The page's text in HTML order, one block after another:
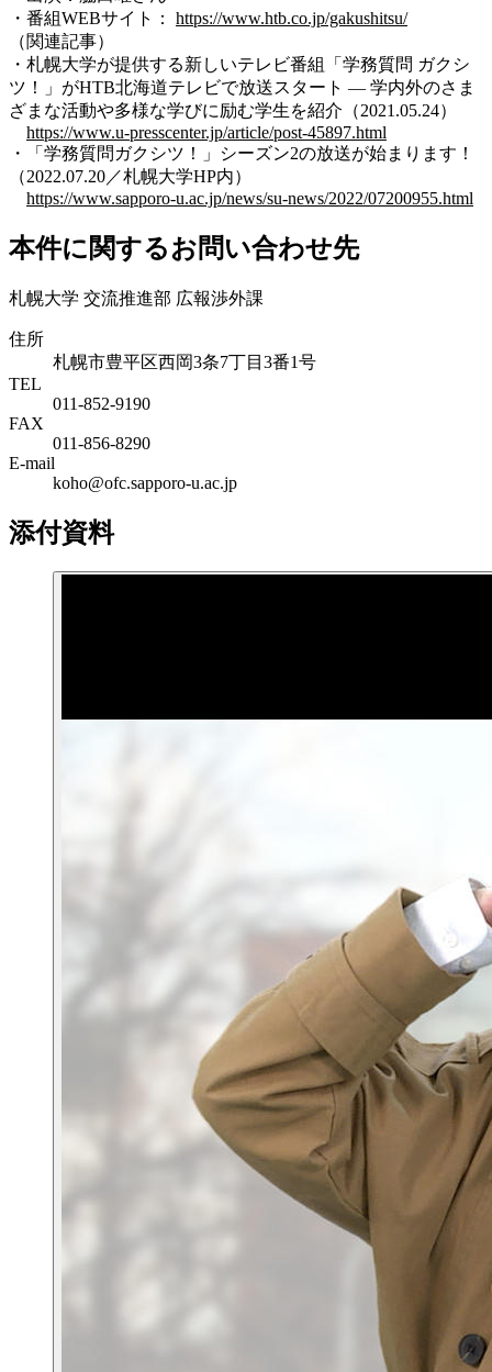
・番組WEBサイト： https://www.htb.co.jp/gakushitsu/
（関連記事）
・札幌大学が提供する新しいテレビ番組「学務質問 ガクシ
ツ！」がHTB北海道テレビで放送スタート — 学内外のさま
ざまな活動や多様な学びに励む学生を紹介（2021.05.24）
https://www.u-presscenter.jp/article/post-45897.html
・「学務質問ガクシツ！」シーズン2の放送が始まります！
（2022.07.20／札幌大学HP内）
https://www.sapporo-u.ac.jp/news/su-news/2022/07200955.html
本件に関するお問い合わせ先
札幌大学 交流推進部 広報渉外課
住所
札幌市豊平区西岡3条7丁目3番1号
TEL
011-852-9190
FAX
011-856-8290
E-mail
koho@ofc.sapporo-u.ac.jp
添付資料